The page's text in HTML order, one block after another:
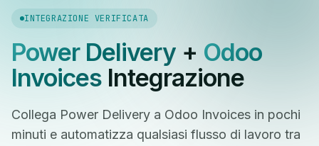
INTEGRAZIONE VERIFICATA
Power Delivery+ Odoo
InvoicesIntegrazione
Collega Power Delivery a Odoo Invoices in pochi
minuti e automatizza qualsiasi flusso di lavoro tra